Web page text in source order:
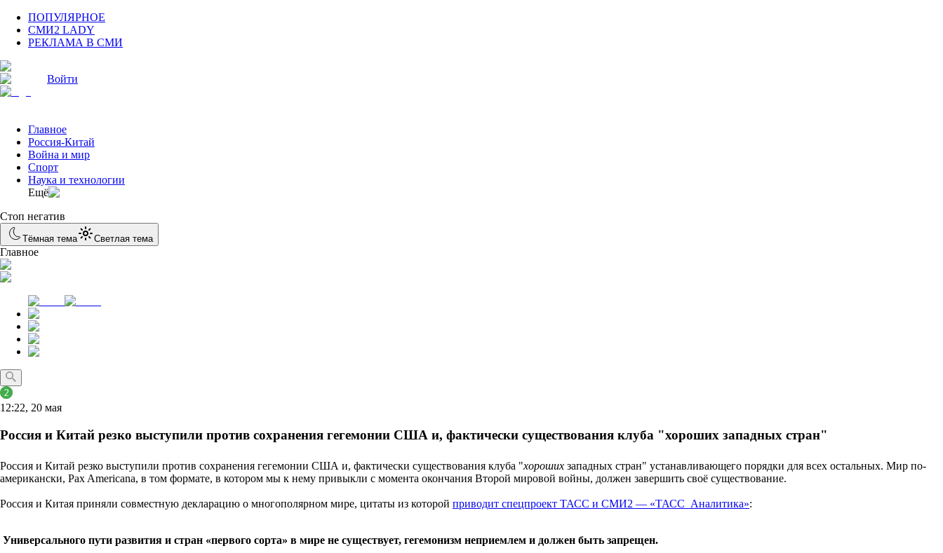
ПОПУЛЯРНОЕ
СМИ2 LADY
РЕКЛАМА В СМИ
Войти
Главное
Россия-Китай
Война и мир
Спорт
Наука и технологии
Eщё
Стоп негатив
Тёмная тема Светлая тема
Главное
12:22, 20 мая
Россия и Китай резко выступили против сохранения гегемонии США и, фактически существования клуба "хороших западных стран"
Россия и Китай резко выступили против сохранения гегемонии США и, фактически существования клуба "хороших западных стран" устанавливающего порядки для всех остальных. Мир по-
американски, Pax Americana, в том формате, в котором мы к нему привыкли с момента окончания Второй мировой войны, должен завершить своё существование.
Россия и Китая приняли совместную декларацию о многополярном мире, цитаты из которой приводит спецпроект ТАСС и СМИ2 — «ТАСС_Аналитика»:
Универсального пути развития и стран «первого сорта» в мире не существует, гегемонизм неприемлем и должен быть запрещен.